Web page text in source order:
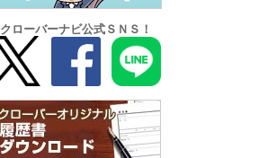
クローバーナビ公式ＳＮＳ！